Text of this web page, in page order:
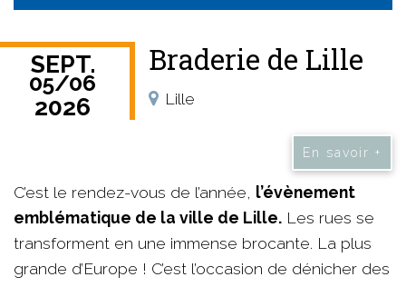
SEPT.
05/06
2026
Braderie de Lille
Lille
En savoir +
C’est le rendez-vous de l’année, l’évènement
emblématique de la ville de Lille. Les rues se
transforment en une immense brocante. La plus
grande d’Europe ! C’est l’occasion de dénicher des